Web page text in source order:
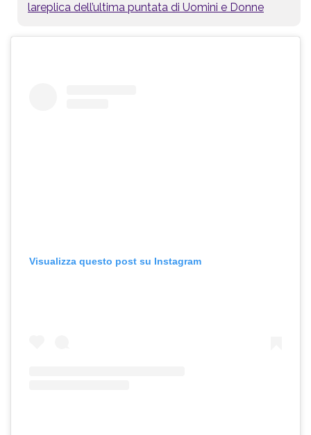
lareplica dell’ultima puntata di Uomini e Donne
Visualizza questo post su Instagram